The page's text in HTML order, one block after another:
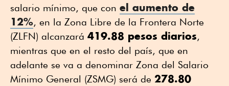
salario mínimo, que con el aumento de
12%, en la Zona Libre de la Frontera Norte
(ZLFN) alcanzará 419.88 pesos diarios,
mientras que en el resto del país, que en
adelante se va a denominar Zona del Salario
Mínimo General (ZSMG) será de 278.80